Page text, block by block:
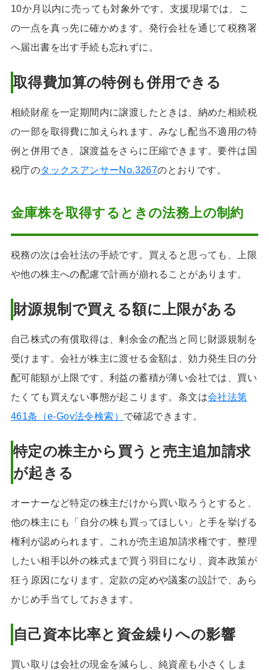
10か月以内に売っても対象外です。支援現場では、こ
の一点を真っ先に確かめます。発行会社を通じて税務署
へ届出書を出す手続も忘れずに。
取得費加算の特例も併用できる
相続財産を一定期間内に譲渡したときは、納めた相続税
の一部を取得費に加えられます。みなし配当不適用の特
例と併用でき、譲渡益をさらに圧縮できます。要件は国
税庁のタックスアンサーNo.3267のとおりです。
金庫株を取得するときの法務上の制約
税務の次は会社法の手続です。買えると思っても、上限
や他の株主への配慮で計画が崩れることがあります。
財源規制で買える額に上限がある
自己株式の有償取得は、剰余金の配当と同じ財源規制を
受けます。会社が株主に渡せる金額は、効力発生日の分
配可能額が上限です。利益の蓄積が薄い会社では、買い
たくても買えない事態が起こります。条文は会社法第
461条（e-Gov法令検索） で確認できます。
特定の株主から買うと売主追加請求
が起きる
オーナーなど特定の株主だけから買い取ろうとすると、
他の株主にも「自分の株も買ってほしい」と手を挙げる
権利が認められます。これが売主追加請求権です。整理
したい相手以外の株式まで買う羽目になり、資本政策が
狂う原因になります。定款の定めや議案の設計で、あら
かじめ手当てしておきます。
自己資本比率と資金繰りへの影響
買い取りは会社の現金を減らし、純資産も小さくしま